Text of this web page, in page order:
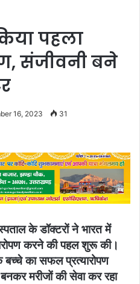
पहला
संजीवनी बने
16, 2023 31
के डॉक्टरों ने भारत में
करने की पहल शुरू की।
का सफल प्रत्यारोपण
मरीजों की सेवा कर रहा